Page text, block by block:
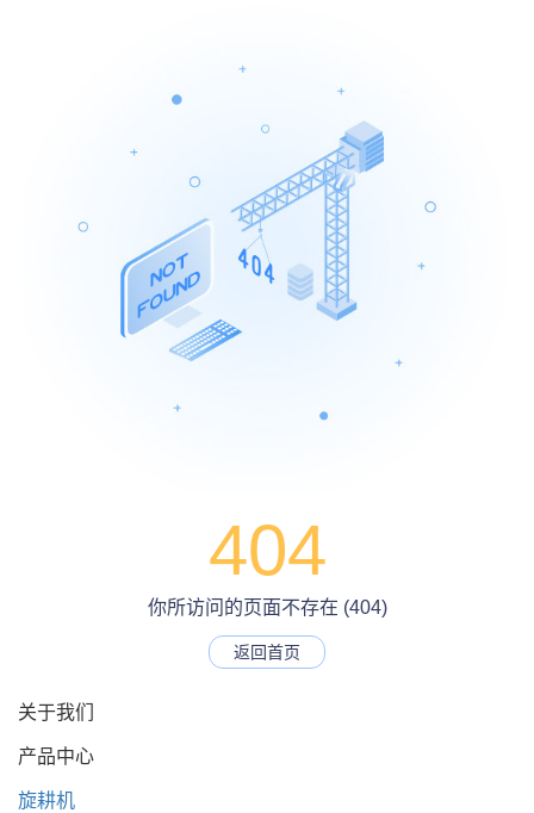
404
你所访问的页面不存在 (404)
返回首页
关于我们
产品中心
旋耕机